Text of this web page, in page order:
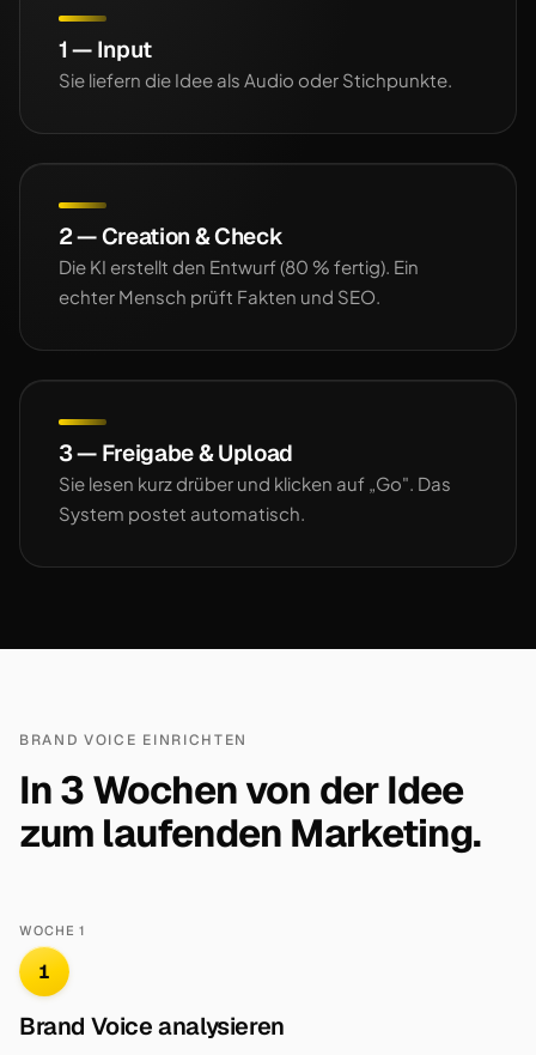
1 — Input
Sie liefern die Idee als Audio oder Stichpunkte.
2 — Creation & Check
Die KI erstellt den Entwurf (80 % fertig). Ein
echter Mensch prüft Fakten und SEO.
3 — Freigabe & Upload
Sie lesen kurz drüber und klicken auf „Go". Das
System postet automatisch.
BRAND VOICE EINRICHTEN
In 3 Wochen von der Idee
zum laufenden Marketing.
WOCHE 1
1
Brand Voice analysieren